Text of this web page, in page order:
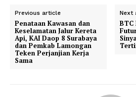
Previous article
Penataan Kawasan dan
Keselamatan Jalur Kereta
Api, KAI Daop 8 Surabaya
dan Pemkab Lamongan
Teken Perjanjian Kerja
Sama
Next
BTC